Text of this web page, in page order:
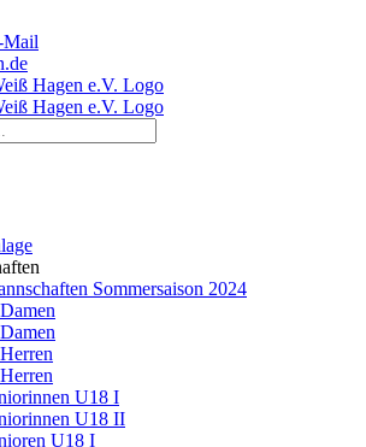
Mail
Sommersaison 2024
U18 I
U18 II
U18 I